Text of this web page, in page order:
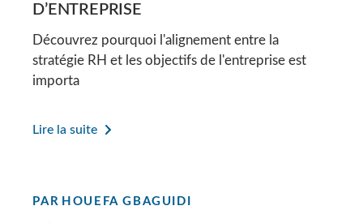
D’ENTREPRISE
Découvrez pourquoi l'alignement entre la
stratégie RH et les objectifs de l'entreprise est
importa
Lire la suite
PAR HOUEFA GBAGUIDI